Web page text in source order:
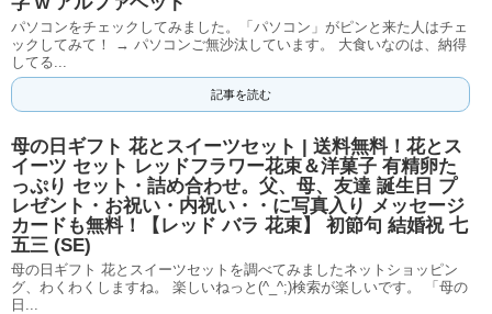
パソコンをチェックしてみました。「パソコン」がピンと来た人はチェ
ックしてみて！ → パソコンご無沙汰しています。 大食いなのは、納得
してる...
記事を読む
母の日ギフト 花とスイーツセット | 送料無料！花とス
イーツ セット レッドフラワー花束＆洋菓子 有精卵た
っぷり セット・詰め合わせ。父、母、友達 誕生日 プ
レゼント・お祝い・内祝い・・に写真入り メッセージ
カードも無料！【レッド バラ 花束】 初節句 結婚祝 七
五三 (SE)
母の日ギフト 花とスイーツセットを調べてみましたネットショッピン
グ、わくわくしますね。 楽しいねっと(^_^;)検索が楽しいです。 「母の
日...